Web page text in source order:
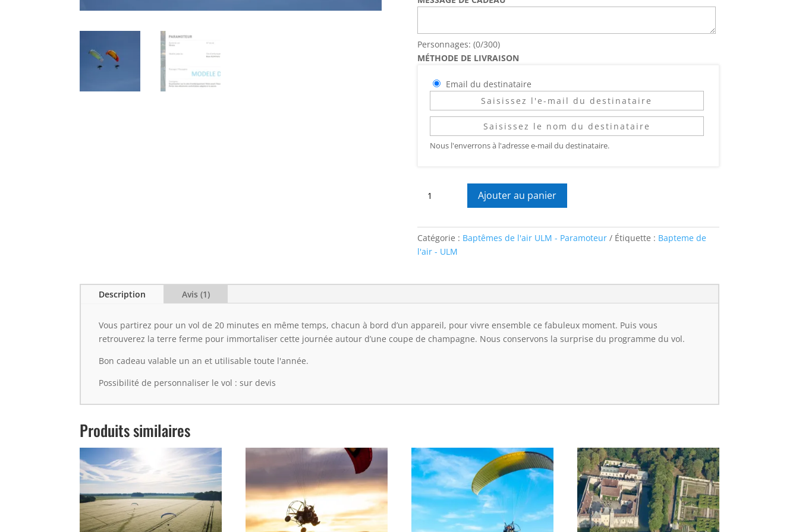
Personnages: (0/300)
MÉTHODE DE LIVRAISON
Email du destinataire
Nous l'enverrons à l'adresse e-mail du destinataire.
Duo
Ajouter au panier
Catégorie : Baptêmes de l'air ULM - Paramoteur Étiquette : Bapteme de
l'air - ULM
Description Avis (1)
Vous partirez pour un vol de 20 minutes en même temps, chacun à bord d’un appareil, pour vivre ensemble ce fabuleux moment. Puis vous
retrouverez la terre ferme pour immortaliser cette journée autour d’une coupe de champagne. Nous conservons la surprise du programme du vol.
Bon cadeau valable un an et utilisable toute l'année.
Possibilité de personnaliser le vol : sur devis
Produits similaires